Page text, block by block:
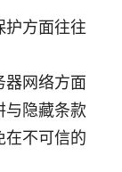
护方面往往
器网络方面
与隐藏条款
在不可信的